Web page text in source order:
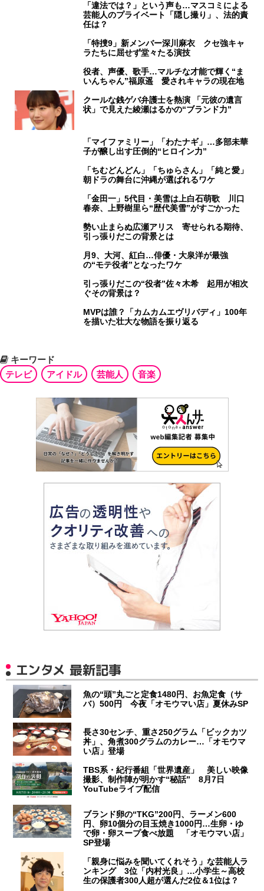
「違法では？」という声も…マスコミによる
芸能人のプライベート「隠し撮り」、法的責
任は？
「特捜9」新メンバー深川麻衣 クセ強キャ
ラたちに屈せず堂々たる演技
役者、声優、歌手…マルチな才能で輝く“ま
いんちゃん”福原遥 愛されキャラの現在地
クールな銭ゲバ弁護士を熱演 「元彼の遺言
状」で見えた綾瀬はるかの“ブランド力”
「マイファミリー」「わたナギ」…多部未華
子が醸し出す圧倒的“ヒロイン力”
「ちむどんどん」「ちゅらさん」「純と愛」
朝ドラの舞台に沖縄が選ばれるワケ
「金田一」5代目・美雪は上白石萌歌 川口
春奈、上野樹里ら“歴代美雪”がすごかった
勢い止まらぬ広瀬アリス 寄せられる期待、
引っ張りだこの背景とは
月9、大河、紅白…俳優・大泉洋が最強
の“モテ役者”となったワケ
引っ張りだこの“役者”佐々木希 起用が相次
ぐその背景は？
MVPは誰？「カムカムエヴリバディ」100年
を描いた壮大な物語を振り返る
キーワード
テレビ
アイドル 芸能人 音楽
エンタメ 最新記事
魚の“頭”丸ごと定食1480円、お魚定食（サ
バ）500円 今夜「オモウマい店」夏休みSP
長さ30センチ、重さ250グラム「ビックカツ
丼」、角煮300グラムのカレー…「オモウマ
い店」登場
TBS系・紀行番組「世界遺産」 美しい映像
撮影、制作陣が明かす“秘話” 8月7日
YouTubeライブ配信
ブランド卵の“TKG”200円、ラーメン600
円、卵10個分の目玉焼き1000円…生卵・ゆ
で卵・卵スープ食べ放題 「オモウマい店」
SP登場
「親身に悩みを聞いてくれそう」な芸能人ラ
ンキング 3位「内村光良」…小学生～高校
生の保護者300人超が選んだ2位＆1位は？